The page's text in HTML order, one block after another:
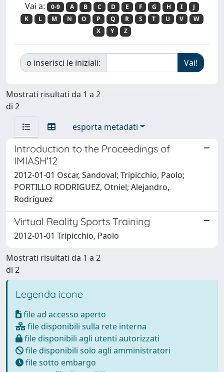
Vai a: 0-9 A B C D E F G H I
J
K
L M N O P Q R S T U V
W
X
Y Z
o inserisci le iniziali:
Mostrati risultati da 1 a 2
di 2
esporta metadati
Introduction to the Proceedings of
IMIASH'12
2012-01-01 Oscar, Sandoval; Tripicchio, Paolo;
PORTILLO RODRIGUEZ, Otniel; Alejandro,
Rodríguez
Virtual Reality Sports Training
2012-01-01 Tripicchio, Paolo
Mostrati risultati da 1 a 2
di 2
Legenda icone
file ad accesso aperto
file disponibili sulla rete interna
file disponibili agli utenti autorizzati
file disponibili solo agli amministratori
file sotto embargo